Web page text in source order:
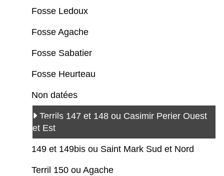
Fosse Ledoux
Fosse Agache
Fosse Sabatier
Fosse Heurteau
Non datées
Terrils 147 et 148 ou Casimir Perier Ouest
et Est
149 et 149bis ou Saint Mark Sud et Nord
Terril 150 ou Agache